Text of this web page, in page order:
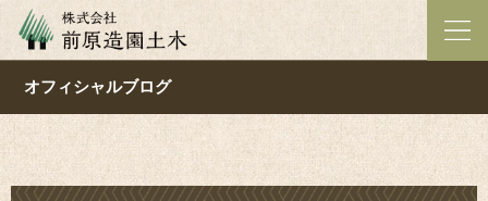
オフィシャルブログ